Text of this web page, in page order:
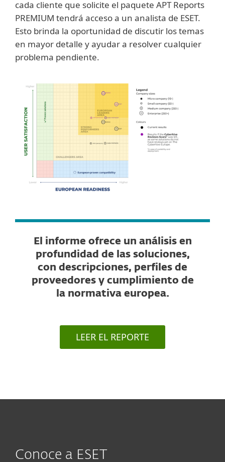
cada cliente que solicite el paquete APT Reports
PREMIUM tendrá acceso a un analista de ESET.
Esto brinda la oportunidad de discutir los temas
en mayor detalle y ayudar a resolver cualquier
problema pendiente.
El informe ofrece un análisis en
profundidad de las soluciones,
con descripciones, perfiles de
proveedores y cumplimiento de
la normativa europea.
LEER EL REPORTE
Conoce a ESET